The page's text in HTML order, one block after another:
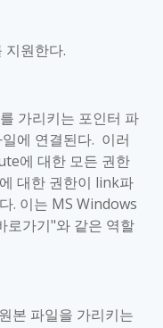
지원한다.
가리키는 포인터 파
에 연결된다. 이러
에 대한 모든 권한
대한 권한이 link파
. 이는 MS Windows
로가기"와 같은 역할
본 파일을 가리키는